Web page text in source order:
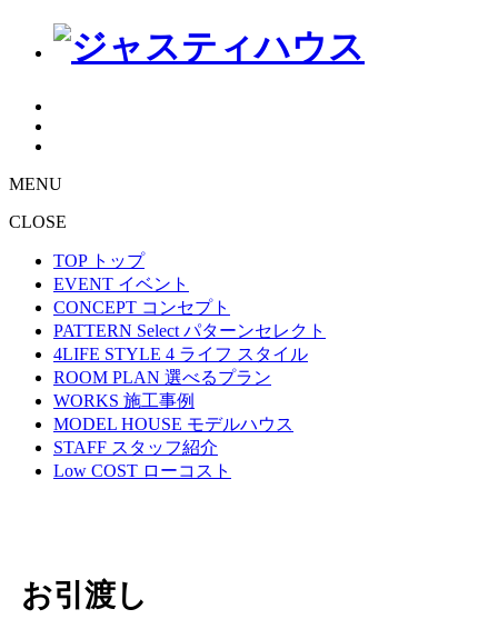
MENU
CLOSE
TOP トップ
EVENT イベント
CONCEPT コンセプト
PATTERN Select パターンセレクト
4LIFE STYLE 4 ライフ スタイル
ROOM PLAN 選べるプラン
WORKS 施工事例
MODEL HOUSE モデルハウス
STAFF スタッフ紹介
Low COST ローコスト
お引渡し